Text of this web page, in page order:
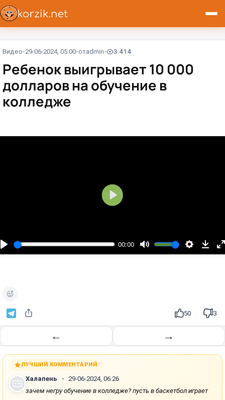
Видео 29-06-2024, 05:00 отadmin 3 414
Ребенок выигрывает 10 000
долларов на обучение в
колледже⁠⁠
00:00
В
п
и
50 3
← →
ЛУЧШИЙ КОММЕНТАРИЙ
Халапень
29-06-2024, 06:26
зачем негру обучение в колледже? пусть в баскетбол играет